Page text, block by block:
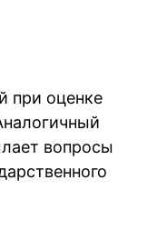
при оценке
вопросы